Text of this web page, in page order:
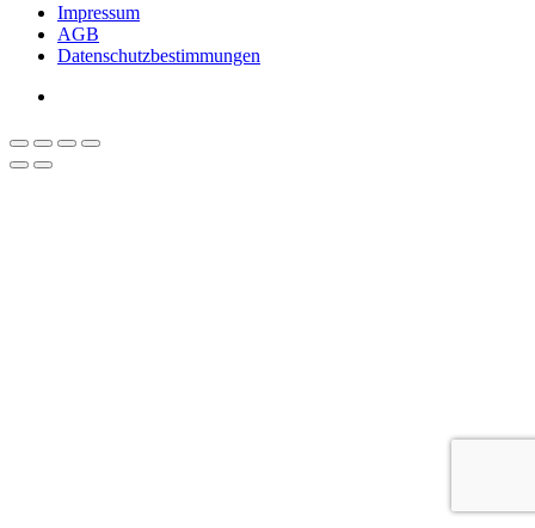
Impressum
AGB
Datenschutzbestimmungen